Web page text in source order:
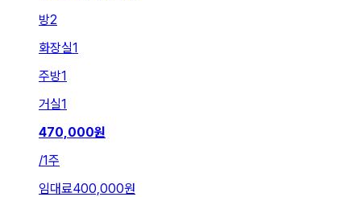
방2
화장실1
주방1
거실1
470,000원
/1주
임대료400,000원